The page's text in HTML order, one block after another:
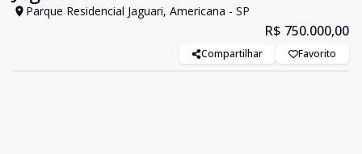
Parque Residencial Jaguari, Americana - SP
R$ 750.000,00
Compartilhar Favorito